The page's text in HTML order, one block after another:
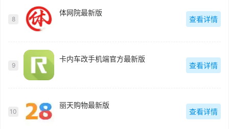
8
体网院最新版
查看详情
9
卡内车改手机端官方最新版
查看详情
10
丽天购物最新版
查看详情